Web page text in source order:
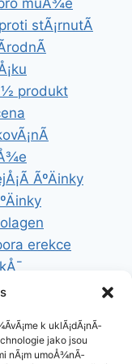
muÅ¾e
stÃ¡rnutÃ­
produkt
ÃºÄinky
erekce
na hubnutÃ­
k uklÃ¡dÃ¡nÃ­
jako jsou
nÃ¡m umoÅ¾nÃ­